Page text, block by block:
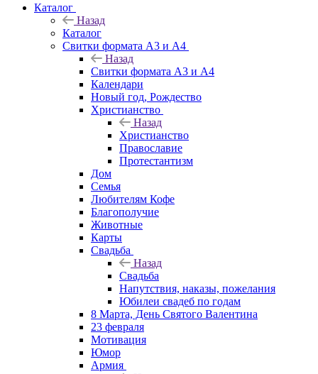
Каталог
Назад
Каталог
Свитки формата А3 и А4
Назад
Свитки формата А3 и А4
Календари
Новый год, Рождество
Христианство
Назад
Христианство
Православие
Протестантизм
Дом
Семья
Любителям Кофе
Благополучие
Животные
Карты
Свадьба
Назад
Свадьба
Напутствия, наказы, пожелания
Юбилеи свадеб по годам
8 Марта, День Святого Валентина
23 февраля
Мотивация
Юмор
Армия